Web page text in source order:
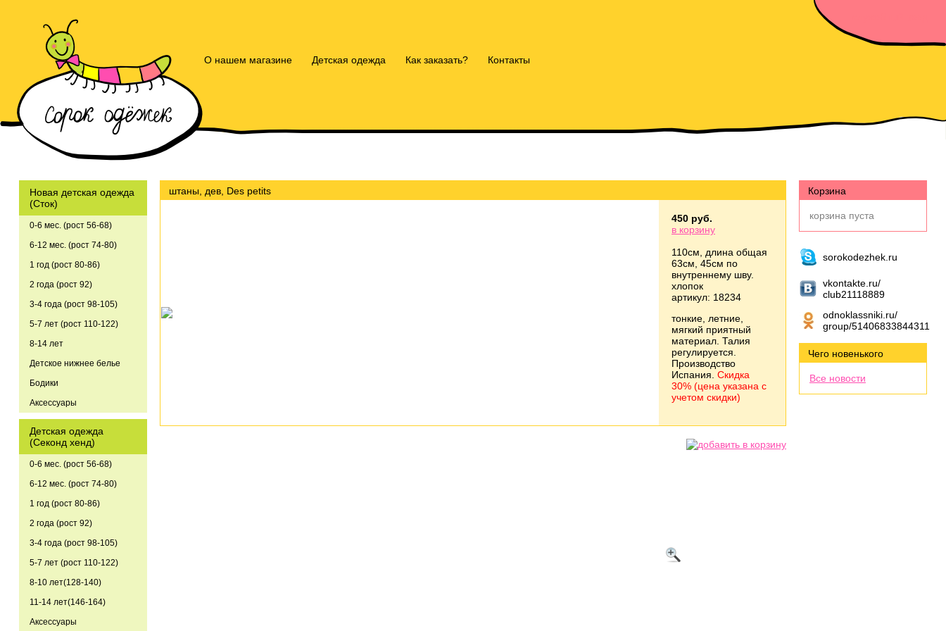
О нашем магазине Детская одежда Как заказать? Контакты
Новая детская одежда
(Сток)
0-6 мес. (рост 56-68)
6-12 мес. (рост 74-80)
1 год (рост 80-86)
2 года (рост 92)
3-4 года (рост 98-105)
5-7 лет (рост 110-122)
8-14 лет
Детское нижнее белье
Бодики
Аксессуары
Детская одежда
(Секонд хенд)
0-6 мес. (рост 56-68)
6-12 мес. (рост 74-80)
1 год (рост 80-86)
2 года (рост 92)
3-4 года (рост 98-105)
5-7 лет (рост 110-122)
8-10 лет(128-140)
11-14 лет(146-164)
Аксессуары
штаны, дев, Des petits
450 руб.
в корзину
110см, длина общая
63см, 45см по
внутреннему шву.
хлопок
артикул: 18234
тонкие, летние,
мягкий приятный
материал. Талия
регулируется.
Производство
Испания. Скидка
30% (цена указана с
учетом скидки)
Корзина
корзина пуста
sorokodezhek.ru
vkontakte.ru/
club21118889
odnoklassniki.ru/
group/51406833844311
Чего новенького
Все новости